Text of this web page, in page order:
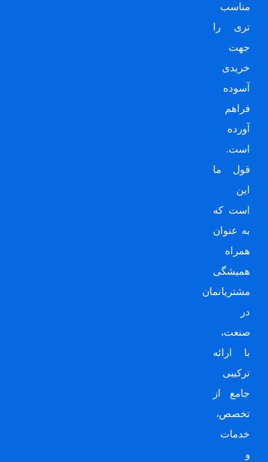
مناسب
تری را
جهت
خریدی
آسوده
فراهم
آورده
است.
قول ما
این
است که
به عنوان
همراه
همیشگی
مشتریانمان
در
صنعت،
با ارائه
ترکیبی
جامع از
تخصص،
خدمات
و